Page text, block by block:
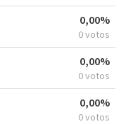
0,00%
0 votos
0,00%
0 votos
0,00%
0 votos